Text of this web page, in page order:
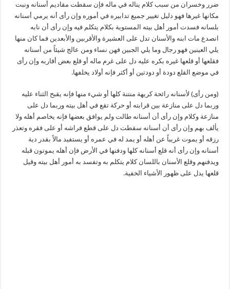
ضرر وخسران من سبب كلام يناله في ماله فإن سقطت مقاديم أسنانه ونبت
مكانها غيرها فهو دليل تغيير جميع تدابيره في أموره وإن رأى أنه يرمي أسنانه
بلسانه فسدت أمور أهل بيته المستوية بكلام يتكلم فيه وإن رأى أن نابه
انصدع مات ابنه والأسنان تدل على العشيرة والأقربين والأبعدين فما كان منها
يلي العينين فهو رجال وما يلي الجبين فهن نساء ومن عالج شيئاً من أسنانه
فقلعها أو قلعها غيره بكره عليه دل على غرم ماله أو قلع بعض أقاربه وإن رأى
في موضع القلع دودة أو دودتين أو أكثر فإنه أولاد يخلفها.
(ومن رأى) لأسنانه رائحة كريهة منتنة كلها أو شيء منها فإنه يقبح الثناء عليه
وربما دل على منازعة بين قرابته أو حركة تقع في أهل بيته وربما دل على
منازعة وكلام وإن رأى أن أسنانه طالت ولم يوافق بعضها فإنه يخاصم أهله ولا
يألف بهم وإن رأى أن أسنانه سقطت دل على قطع فراشه أو على فقره وتعذر
رزقه أو يموت غريباً عن أهله أو يمد له في عمره أو يستفيد مالاً بقدر دية
أسنانه وإن رأى أنه قلع أسنانه كلها ودفنها في الأرض فإن أهله يموتون قبله
ويدفنهم وقلع الأسنان باللسان كلام يتكلم به وتفسد به أمور أهل بيته وقيل
قلعها يدل على ظهور الأشياء الخفية.